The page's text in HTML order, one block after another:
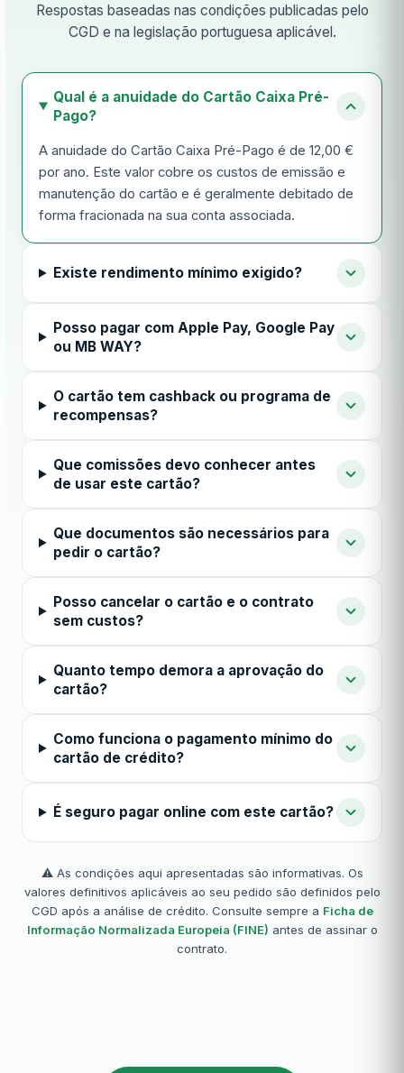
Respostas baseadas nas condições publicadas pelo
CGD e na legislação portuguesa aplicável.
Qual é a anuidade do Cartão Caixa Pré-
Pago?
A anuidade do Cartão Caixa Pré-Pago é de 12,00 €
por ano. Este valor cobre os custos de emissão e
manutenção do cartão e é geralmente debitado de
forma fracionada na sua conta associada.
Existe rendimento mínimo exigido?
Posso pagar com Apple Pay, Google Pay
ou MB WAY?
O cartão tem cashback ou programa de
recompensas?
Que comissões devo conhecer antes
de usar este cartão?
Que documentos são necessários para
pedir o cartão?
Posso cancelar o cartão e o contrato
sem custos?
Quanto tempo demora a aprovação do
cartão?
Como funciona o pagamento mínimo do
cartão de crédito?
É seguro pagar online com este cartão?
⚠️ As condições aqui apresentadas são informativas. Os
valores definitivos aplicáveis ao seu pedido são definidos pelo
CGD após a análise de crédito. Consulte sempre a Ficha de
Informação Normalizada Europeia (FINE) antes de assinar o
contrato.